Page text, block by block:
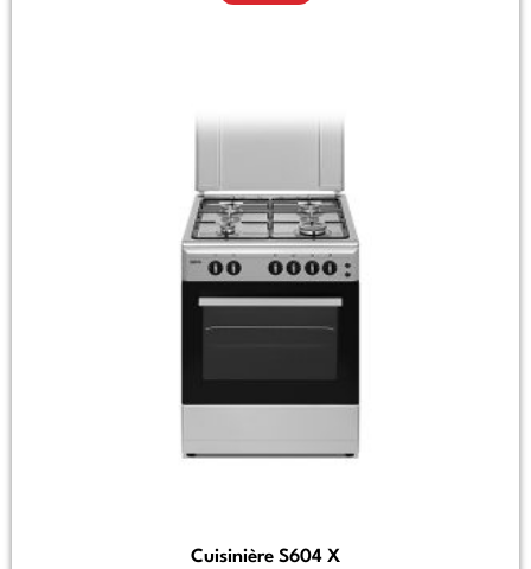
Cuisinière S604 X